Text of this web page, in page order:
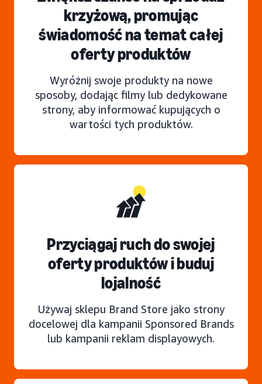
krzyżową, promując
świadomość na temat całej
oferty produktów
Wyróżnij swoje produkty na nowe
sposoby, dodając filmy lub dedykowane
strony, aby informować kupujących o
wartości tych produktów.
Przyciągaj ruch do swojej
oferty produktów i buduj
lojalność
Używaj sklepu Brand Store jako strony
docelowej dla kampanii Sponsored Brands
lub kampanii reklam displayowych.